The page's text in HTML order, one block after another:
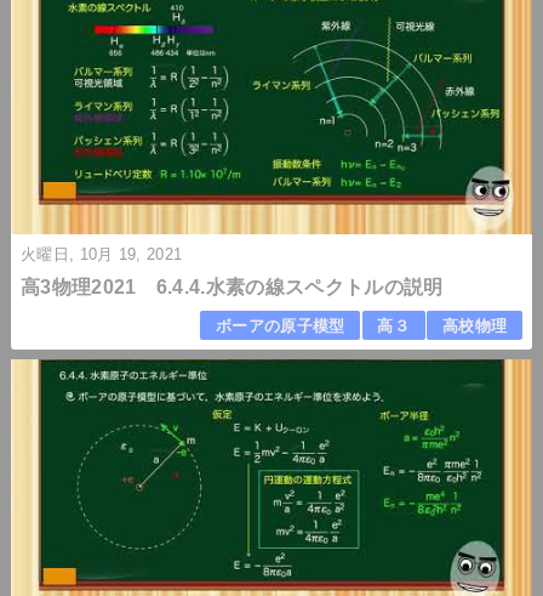
火曜日, 10月 19, 2021
高3物理2021 6.4.4.水素の線スペクトルの説明
ボーアの原子模型 高３ 高校物理